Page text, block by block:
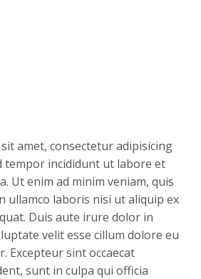
amet, consectetur adipisicing
tempor incididunt ut labore et
Ut enim ad minim veniam, quis
ullamco laboris nisi ut aliquip ex
Duis aute irure dolor in
velit esse cillum dolore eu
Excepteur sint occaecat
sunt in culpa qui officia